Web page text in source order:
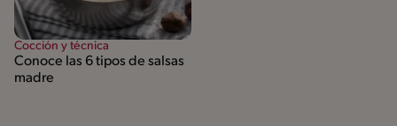
Cocción y técnica
Conoce las 6 tipos de salsas
madre